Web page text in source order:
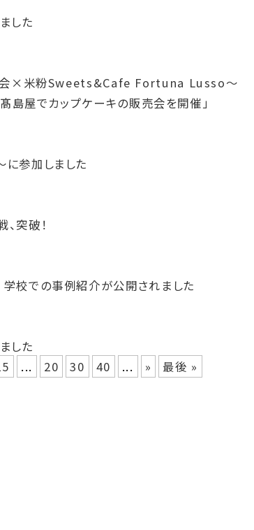
した
究会×米粉Sweets&Cafe Fortuna Lusso～
島屋でカップケーキの販売会を開催」
参加しました
突破！
学校での事例紹介が公開されました
した
... 20 30 40 ... » 最後 »